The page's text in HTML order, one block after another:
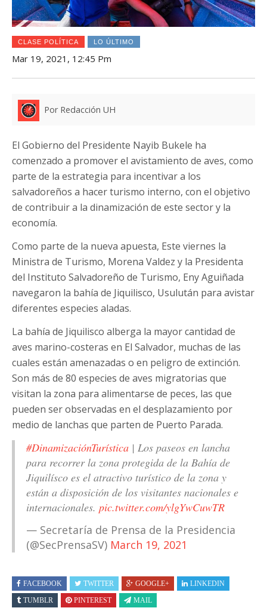
CLASE POLÍTICA LO ÚLTIMO
Mar 19, 2021, 12:45 Pm
Por Redacción UH
El Gobierno del Presidente Nayib Bukele ha
comenzado a promover el avistamiento de aves, como
parte de la estrategia para incentivar a los
salvadoreños a hacer turismo interno, con el objetivo
de contribuir a la dinamización de este sector y la
economía.
Como parte de la nueva apuesta, Este viernes la
Ministra de Turismo, Morena Valdez y la Presidenta
del Instituto Salvadoreño de Turismo, Eny Aguiñada
navegaron la bahía de Jiquilisco, Usulután para avistar
diferentes especies aladas.
La bahía de Jiquilisco alberga la mayor cantidad de
aves marino-costeras en El Salvador, muchas de las
cuales están amenazadas o en peligro de extinción.
Son más de 80 especies de aves migratorias que
visitan la zona para alimentarse de peces, las que
pueden ser observadas en el desplazamiento por
medio de lanchas que parten de Puerto Parada.
#DinamizaciónTurística | Los paseos en lancha
para recorrer la zona protegida de la Bahía de
Jiquilísco es el atractivo turístico de la zona y
están a disposición de los visitantes nacionales e
internacionales. pic.twitter.com/ylgYwCuwTR
— Secretaría de Prensa de la Presidencia
(@SecPrensaSV) March 19, 2021
FACEBOOK TWITTER GOOGLE+
LINKEDIN
TUMBLR
PINTEREST MAIL